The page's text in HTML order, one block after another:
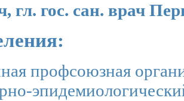
гл. гос. сан. врач
профсоюзная